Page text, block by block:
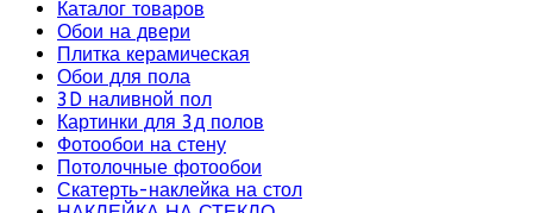
Каталог товаров
Обои на двери
Плитка керамическая
Обои для пола
3D наливной пол
Картинки для 3д полов
Фотообои на стену
Потолочные фотообои
Скатерть-наклейка на стол